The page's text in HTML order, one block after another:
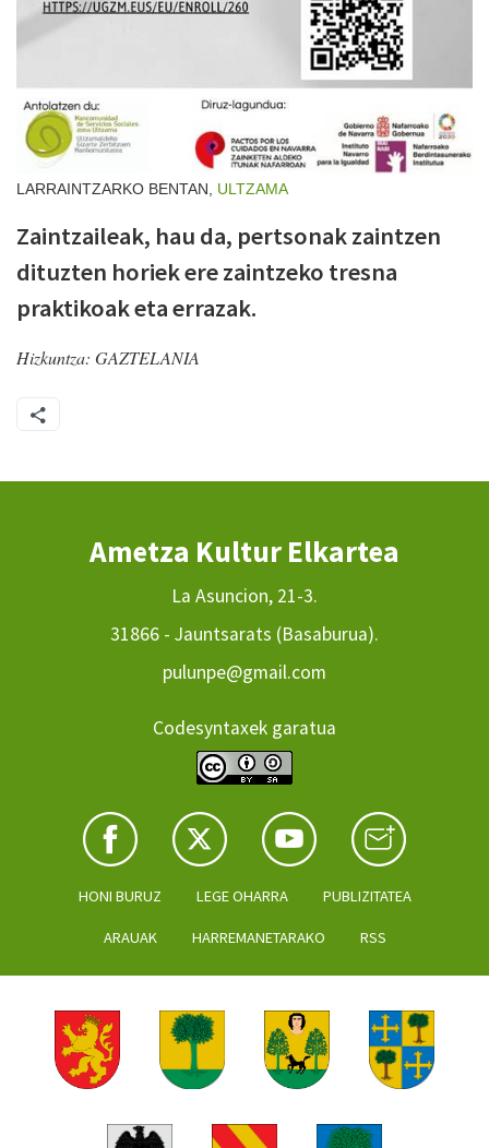
LARRAINTZARKO BENTAN, ULTZAMA
Zaintzaileak, hau da, pertsonak zaintzen
dituzten horiek ere zaintzeko tresna
praktikoak eta errazak.
Hizkuntza: GAZTELANIA
Ametza Kultur Elkartea
La Asuncion, 21-3.
31866 - Jauntsarats (Basaburua).
pulunpe@gmail.com
Codesyntaxek garatua
HONI BURUZ LEGE OHARRA PUBLIZITATEA
ARAUAK HARREMANETARAKO RSS